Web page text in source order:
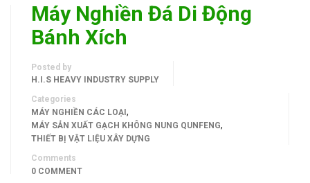
Máy Nghiền Đá Di Động
Bánh Xích
Posted by
H.I.S HEAVY INDUSTRY SUPPLY
Categories
MÁY NGHIỀN CÁC LOẠI ,
MÁY SẢN XUẤT GẠCH KHÔNG NUNG QUNFENG,
THIẾT BỊ VẬT LIỆU XÂY DỰNG
Comments
0 COMMENT